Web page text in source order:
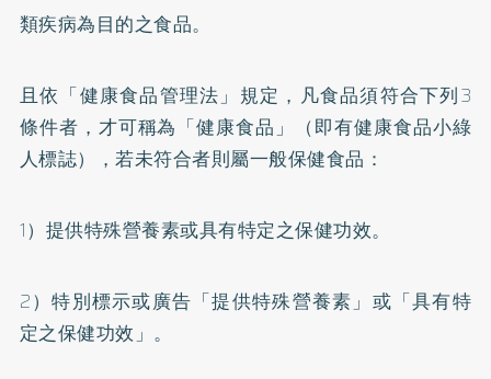
類疾病為目的之食品。
且依「健康食品管理法」規定，凡食品須符合下列3
條件者，才可稱為「健康食品」（即有健康食品小綠
人標誌），若未符合者則屬一般保健食品：
1）提供特殊營養素或具有特定之保健功效。
2）特別標示或廣告「提供特殊營養素」或「具有特
定之保健功效」。